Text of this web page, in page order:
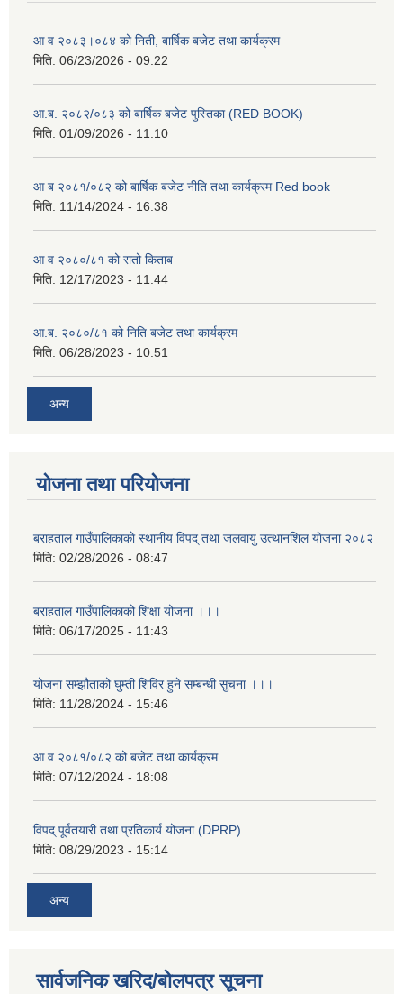
आ व २०८३।०८४ को निती, बार्षिक बजेट तथा कार्यक्रम
मिति: 06/23/2026 - 09:22
आ.ब. २०८२/०८३ को बार्षिक बजेट पुस्तिका (RED BOOK)
मिति: 01/09/2026 - 11:10
आ ब २०८१/०८२ को बार्षिक बजेट नीति तथा कार्यक्रम Red book
मिति: 11/14/2024 - 16:38
आ व २०८०/८१ को रातो किताब
मिति: 12/17/2023 - 11:44
आ.ब. २०८०/८१ को निति बजेट तथा कार्यक्रम
मिति: 06/28/2023 - 10:51
अन्य
योजना तथा परियोजना
बराहताल गाउँपालिकाकाे स्थानीय विपद् तथा जलवायु उत्थानशिल याेजना २०८२
मिति: 02/28/2026 - 08:47
बराहताल गाउँपालिकाको शिक्षा योजना ।।।
मिति: 06/17/2025 - 11:43
योजना सम्झौताको घुम्ती शिविर हुने सम्बन्धी सुचना ।।।
मिति: 11/28/2024 - 15:46
आ व २०८१/०८२ को बजेट तथा कार्यक्रम
मिति: 07/12/2024 - 18:08
विपद् पूर्वतयारी तथा प्रतिकार्य योजना (DPRP)
मिति: 08/29/2023 - 15:14
अन्य
सार्वजनिक खरिद/बोलपत्र सूचना